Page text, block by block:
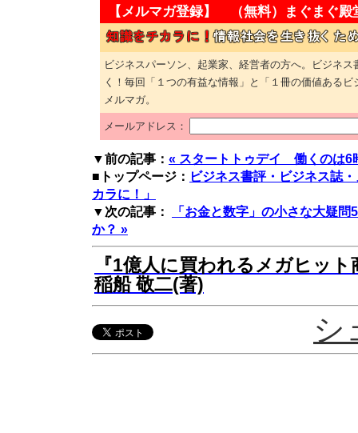
【メルマガ登録】 （無料） まぐまぐ殿
ビジネスパーソン、起業家、経営者の方へ。ビジネ
く！毎回「１つの有益な情報」と「１冊の価値ある
メルマガ。
メールアドレス：
▼前の記事： « スタートトゥデイ 働くのは6
■トップページ： ビジネス書評・ビジネス誌
カラに！」
▼次の記事：
「お金と数字」の小さな大疑
か？ »
『1億人に買われるメガヒッ
稲船 敬二(著)
シ